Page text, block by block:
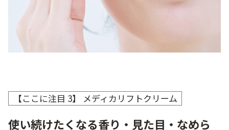
【ここに注目 3】 メディカリフトクリーム
使い続けたくなる香り・見た目・なめら